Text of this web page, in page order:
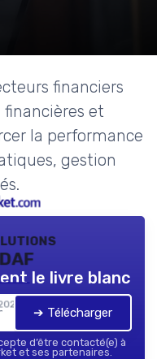
financiers
et
la performance
gestion
le livre blanc
➔ Télécharger
d’être contacté(e) à
et ses partenaires.